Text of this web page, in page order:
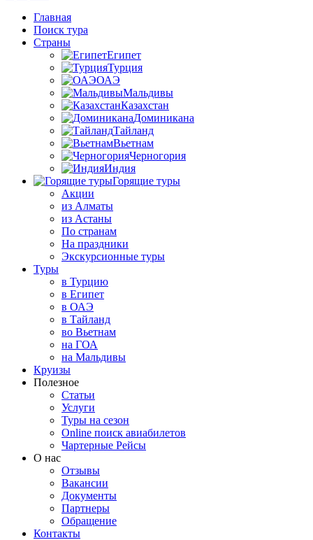
Главная
Поиск тура
Страны
Египет
Турция
ОАЭ
Мальдивы
Казахстан
Доминикана
Тайланд
Вьетнам
Черногория
Индия
Горящие туры
Акции
из Алматы
из Астаны
По странам
На праздники
Экскурсионные туры
Туры
в Турцию
в Египет
в ОАЭ
в Тайланд
во Вьетнам
на ГОА
на Мальдивы
Круизы
Полезное
Статьи
Услуги
Туры на сезон
Online поиск авиабилетов
Чартерные Рейсы
О нас
Отзывы
Вакансии
Документы
Партнеры
Обращение
Контакты